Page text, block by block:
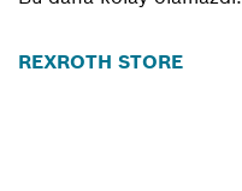
REXROTH STORE